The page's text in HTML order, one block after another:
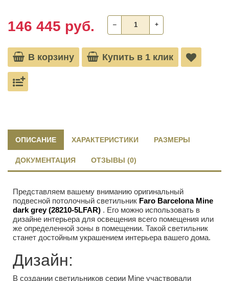
146 445 руб. ‒ +
В корзину Купить в 1 клик
ОПИСАНИЕ ХАРАКТЕРИСТИКИ РАЗМЕРЫ
ДОКУМЕНТАЦИЯ ОТЗЫВЫ (0)
Представляем вашему вниманию оригинальный
подвесной потолочный светильник Faro Barcelona Mine
dark grey (28210-5LFAR) . Его можно использовать в
дизайне интерьера для освещения всего помещения или
же определенной зоны в помещении. Такой светильник
станет достойным украшением интерьера вашего дома.
Дизайн:
В создании светильников серии Mine участвовали